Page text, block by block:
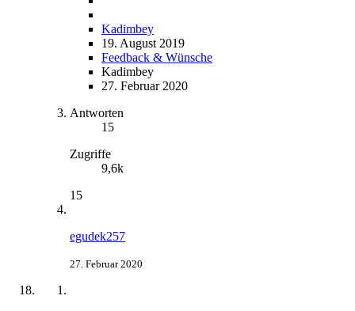
Kadimbey
19. August 2019
Feedback & Wünsche
Kadimbey
27. Februar 2020
Antworten
15
Zugriffe
9,6k
15
egudek257
27. Februar 2020